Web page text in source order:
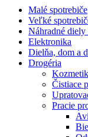
Malé spotrebiče
Veľké
Náhradné diely
Elektronika
Dielňa, dom a
Drogéria
Čistiace
Pracie